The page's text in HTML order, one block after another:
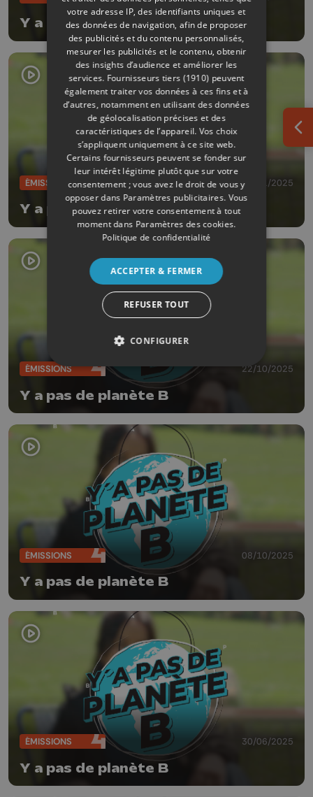
Y a pas de planète B
ÉMISSIONS 05/11/2025
Y a pas de planète B
ÉMISSIONS 22/10/2025
Y a pas de planète B
ÉMISSIONS 08/10/2025
Y a pas de planète B
ÉMISSIONS 30/06/2025
Y a pas de planète B
votre adresse IP, des identifiants uniques et
des données de navigation, afin de proposer
des publicités et du contenu personnalisés,
mesurer les publicités et le contenu, obtenir
des insights d’audience et améliorer les
services. Fournisseurs tiers (1910) peuvent
également traiter vos données à ces fins et à
d’autres, notamment en utilisant des données
de géolocalisation précises et des
caractéristiques de l’appareil. Vos choix
s’appliquent uniquement à ce site web.
Certains fournisseurs peuvent se fonder sur
leur intérêt légitime plutôt que sur votre
consentement ; vous avez le droit de vous y
opposer dans Paramètres publicitaires. Vous
pouvez retirer votre consentement à tout
moment dans Paramètres des cookies.
Politique de confidentialité
ACCEPTER & FERMER
REFUSER TOUT
CONFIGURER